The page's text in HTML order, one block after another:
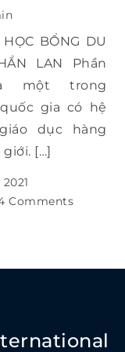
BỔNG DU
LAN Phần
một trong
gia có hệ
dục hàng
[…]
Commentson